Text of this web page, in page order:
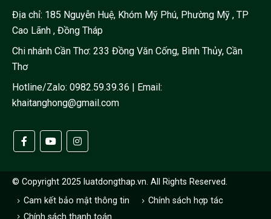
Địa chỉ: 185 Nguyễn Huệ, Khóm Mỹ Phú, Phường Mỹ , TP
Cao Lãnh , Đồng Tháp
Chi nhánh Cần Thơ: 233 Đồng Văn Cống, Bình Thủy, Cần
Thơ
Hotline/Zalo: 0982.59.39.36 | Email:
khaitanghong@gmail.com
© Copyright 2025 luatdongthap.vn. All Rights Reserved.
Cam kết bảo mật thông tin
Chính sách hợp tác
Chính sách thanh toán